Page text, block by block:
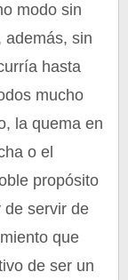
modo sin
además, sin
hasta
mucho
la quema en
o el
propósito
de servir de
que
de ser un